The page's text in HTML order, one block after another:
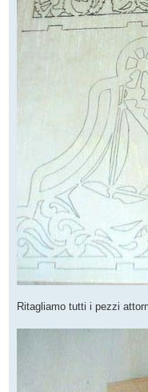
Ritagliamo tutti i pezzi